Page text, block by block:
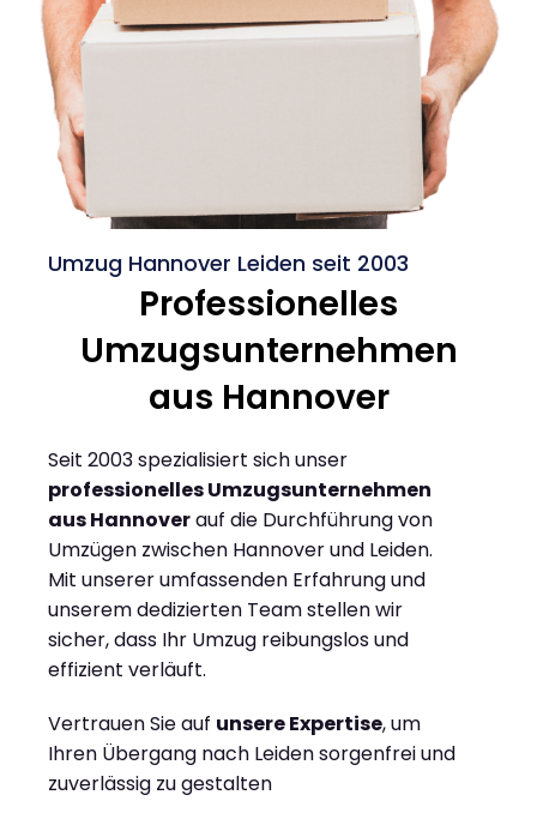
Umzug Hannover Leiden seit 2003
Professionelles
Umzugsunternehmen
aus Hannover
Seit 2003 spezialisiert sich unser
professionelles Umzugsunternehmen
aus Hannoverauf die Durchführung von
Umzügen zwischen Hannover und Leiden.
Mit unserer umfassenden Erfahrung und
unserem dedizierten Team stellen wir
sicher, dass Ihr Umzug reibungslos und
effizient verläuft.
Vertrauen Sie auf unsere Expertise, um
Ihren Übergang nach Leiden sorgenfrei und
zuverlässig zu gestalten